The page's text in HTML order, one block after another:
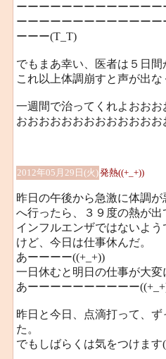
ーーーーーーーーーーーー
ーーーーーーーーーーーー
ーーー(T_T)
でもまあ幸い、医者は５日
これ以上体調崩すと声が出
一週間で治ってくれよおお
おおおおおおおおおおおお
2012年05月29日(火)発熱((+_+))
昨日の午後から急激に体調
へ行ったら、３９度の熱が出
インフルエンザではないよ
けど、今日は仕事休んだ。
あーーーー((+_+))
一日休むと明日の仕事が大変
あーーーーーーーーーー
昨日と今日、点滴打って、
た。
でもしばらくは気をつけます